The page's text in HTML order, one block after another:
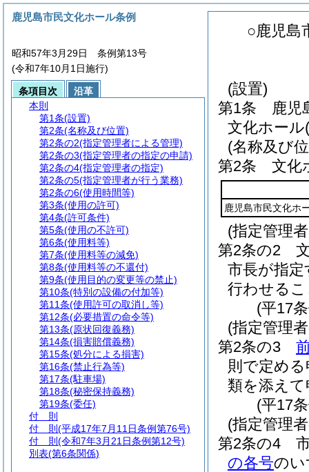
○鹿児島
(設置)
第1条
鹿児
文化ホール
(名称及び
第2条
文化
鹿児島市民文化ホ
(指定管理
第2条の2
市長が指
行わせる
(平17
(指定管理
第2条の3
則で定め
類を添え
(平17
(指定管理
第2条の4
の各号のい
鹿児島市民文化ホール条例
昭和57年3月29日 条例第13号
(令和7年10月1日施行)
条項目次
沿革
本則
第1条(設置)
第2条(名称及び位置)
第2条の2(指定管理者による管理)
第2条の3(指定管理者の指定の申請)
第2条の4(指定管理者の指定)
第2条の5(指定管理者が行う業務)
第2条の6(使用時間等)
第3条(使用の許可)
第4条(許可条件)
第5条(使用の不許可)
第6条(使用料等)
第7条(使用料等の減免)
第8条(使用料等の不還付)
第9条(使用目的の変更等の禁止)
第10条(特別の設備の付加等)
第11条(使用許可の取消し等)
第12条(必要措置の命令等)
第13条(原状回復義務)
第14条(損害賠償義務)
第15条(処分による損害)
第16条(禁止行為等)
第17条(駐車場)
第18条(秘密保持義務)
第19条(委任)
付 則
付 則 (平成17年7月11日条例第76号)
付 則 (令和7年3月21日条例第12号)
別表(第6条関係)